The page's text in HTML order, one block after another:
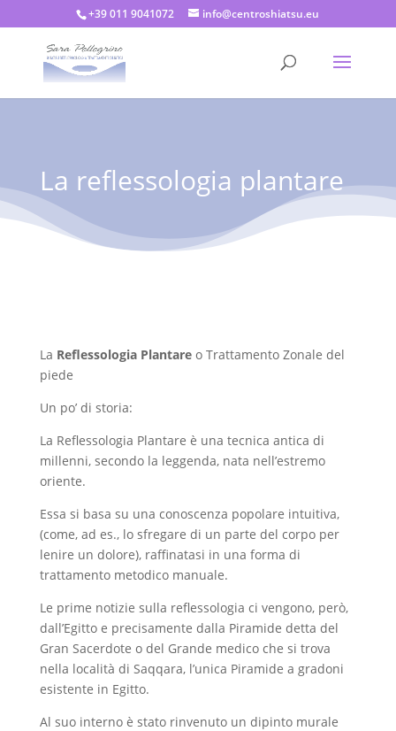
+39 011 9041072 info@centroshiatsu.eu
La reflessologia plantare
La Reflessologia Plantareo Trattamento Zonale del
piede
Un po’ di storia:
La Reflessologia Plantare è una tecnica antica di
millenni, secondo la leggenda, nata nell’estremo
oriente.
Essa si basa su una conoscenza popolare intuitiva,
(come, ad es., lo sfregare di un parte del corpo per
lenire un dolore), raffinatasi in una forma di
trattamento metodico manuale.
Le prime notizie sulla reflessologia ci vengono, però,
dall’Egitto e precisamente dalla Piramide detta del
Gran Sacerdote o del Grande medico che si trova
nella località di Saqqara, l’unica Piramide a gradoni
esistente in Egitto.
Al suo interno è stato rinvenuto un dipinto murale